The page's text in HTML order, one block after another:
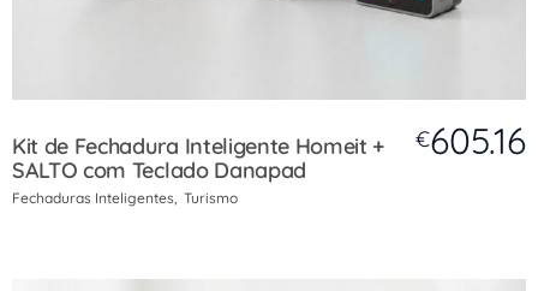
Kit de Fechadura Inteligente Homeit +
SALTO com Teclado Danapad
€605.16
Fechaduras Inteligentes Turismo